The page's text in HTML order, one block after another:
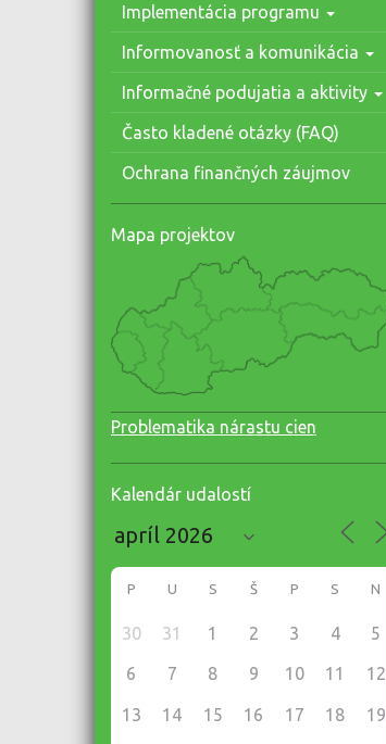
Implementácia programu
Informovanosť a komunikácia
Informačné podujatia a aktivity
Často kladené otázky (FAQ)
Ochrana finančných záujmov
Mapa projektov
Problematika nárastu cien
Kalendár udalostí
P U S Š P S N
30 31 1 2 3 4 5
6 7 8 9 10 11 12
13 14 15 16 17 18 19